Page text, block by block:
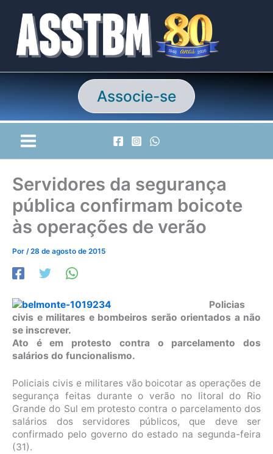
conteúdo
Associe-se
Servidores da segurança
pública confirmam boicote
às operações de verão
Por /28 de agosto de 2015
Policias
civis e militares e bombeiros serão orientados a não
se inscrever.
Ato é em protesto contra o parcelamento dos
salários do funcionalismo.
Policiais civis e militares vão boicotar as operações de
segurança feitas durante o verão no litoral do Rio
Grande do Sul em protesto contra o parcelamento dos
salários dos servidores públicos, que deve ser
confirmado pelo governo do estado na segunda-feira
(31).